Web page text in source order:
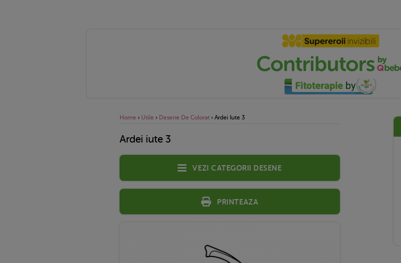
Home › Utile › Desene De Colorat › Ardei Iute 3
Ardei iute 3
Vezi categorii desene
Printeaza